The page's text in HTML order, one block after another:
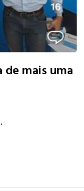
de mais uma